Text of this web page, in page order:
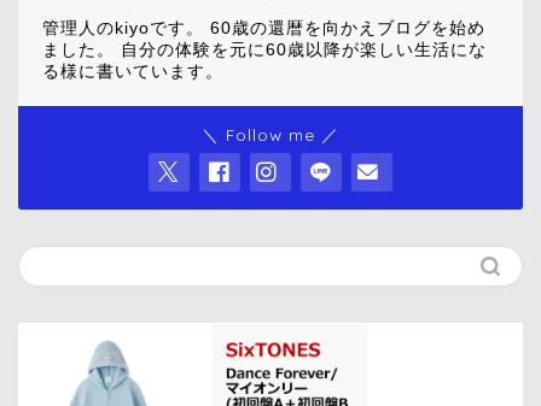
管理人のkiyoです。 60歳の還暦を向かえブログを始め
ました。 自分の体験を元に60歳以降が楽しい生活にな
る様に書いています。
＼ Follow me ／